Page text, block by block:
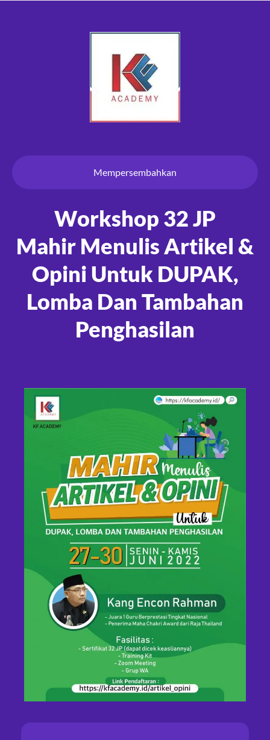
Mempersembahkan
Workshop 32 JP
Mahir Menulis Artikel &
Opini Untuk DUPAK,
Lomba Dan Tambahan
Penghasilan